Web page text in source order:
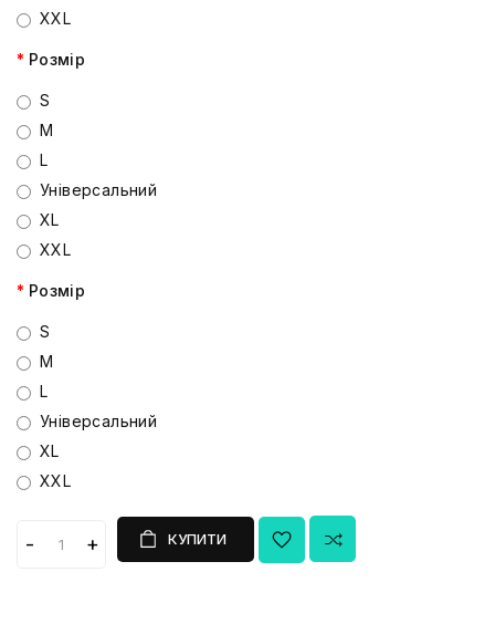
XXL
Розмір
S
M
L
Універсальний
XL
XXL
Розмір
S
M
L
Універсальний
XL
XXL
КУПИТИ